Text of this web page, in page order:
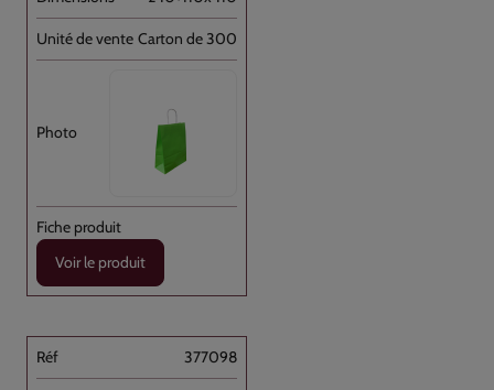
Carton de 300
Voir le produit
377098